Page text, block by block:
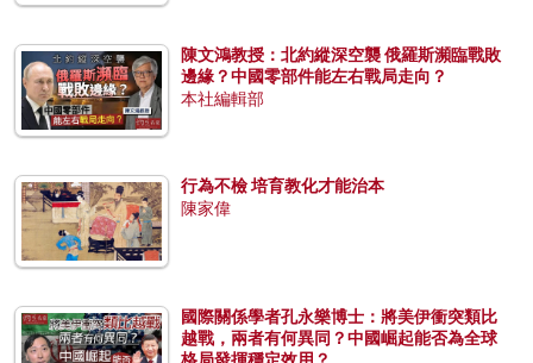
陳文鴻教授：北約縱深空襲 俄羅斯瀕臨戰敗
邊緣？中國零部件能左右戰局走向？
本社編輯部
行為不檢 培育教化才能治本
陳家偉
國際關係學者孔永樂博士：將美伊衝突類比
越戰，兩者有何異同？中國崛起能否為全球
格局發揮穩定效用？